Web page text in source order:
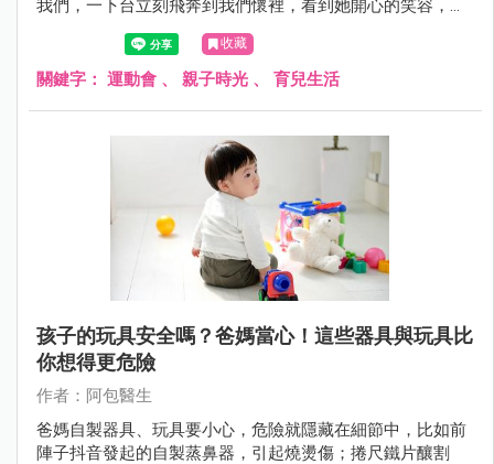
我們，一下台立刻飛奔到我們懷裡，看到她開心的笑容，真
的覺得好在有特別請假參加運動會。
收藏
關鍵字： 運動會 、 親子時光 、 育兒生活
孩子的玩具安全嗎？爸媽當心！這些器具與玩具比
你想得更危險
作者：阿包醫生
爸媽自製器具、玩具要小心，危險就隱藏在細節中，比如前
陣子抖音發起的自製蒸鼻器，引起燒燙傷；捲尺鐵片釀割